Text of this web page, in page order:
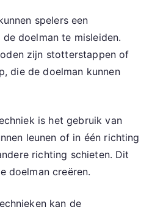
spelers een
doelman te misleiden.
zijn stotterstappen of
die de doelman kunnen
is het gebruik van
leunen of in één richting
richting schieten. Dit
doelman creëren.
kan de